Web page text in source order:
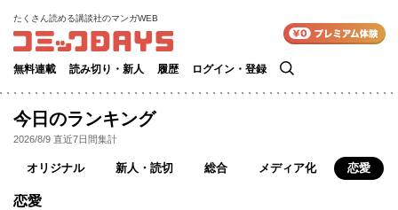
たくさん読める講談社のマンガWEB
無料連載 読み切り・新人 履歴 ログイン・登録
検
索
今日のランキング
2026/8/9 直近7日間集計
オリジナル 新人・読切 総合 メディア化 恋愛
恋愛